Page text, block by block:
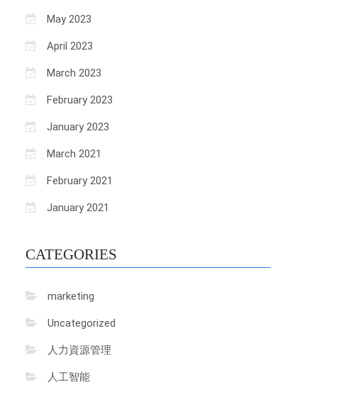
May 2023
April 2023
March 2023
February 2023
January 2023
March 2021
February 2021
January 2021
CATEGORIES
marketing
Uncategorized
人力資源管理
人工智能